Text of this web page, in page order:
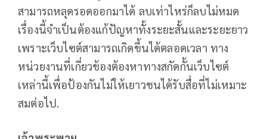
สามารถหลุดรอดออกมาได้ ลบเท่าไหร่ก็ลบไม่หมด
เรื่องนี้จำเป็นต้องแก้ปัญหาทั้งระยะสั้นและระยะยาว
เพราะเว็บไซต์สามารถเกิดขึ้นได้ตลอดเวลา ทาง
หน่วยงานที่เกี่ยวข้องต้องหาทางสกัดกั้นเว็บไซต์
เหล่านี้เพื่อป้องกันไม่ให้เยาวชนได้รับสื่อที่ไม่เหมาะ
สมต่อไป.